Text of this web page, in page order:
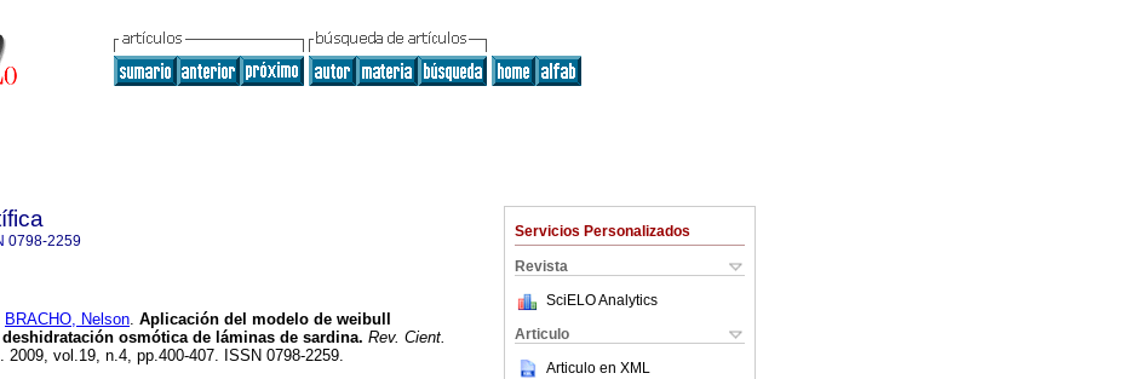
Servicios Personalizados
Revista
SciELO Analytics
Articulo
Articulo en XML
0798-2259
BRACHO, Nelson. Aplicación del modelo de weibull
osmótica de láminas de sardina. Rev. Cient.
2009, vol.19, n.4, pp.400-407. ISSN 0798-2259.